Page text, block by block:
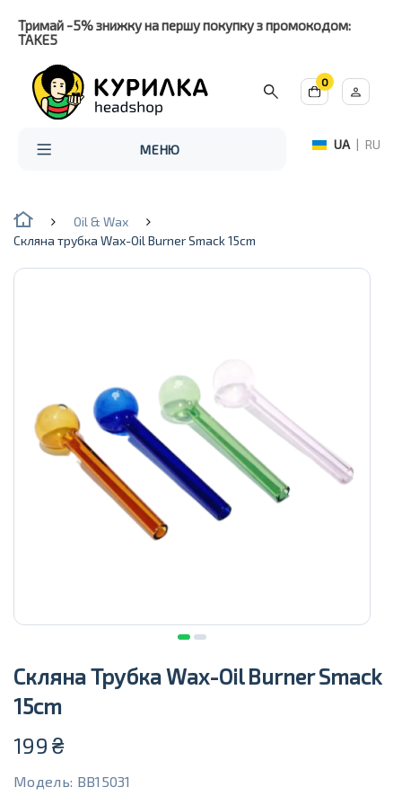
Тримай -5% знижку на першу покупку з промокодом:
TAKE5
0
МЕНЮ UA | RU
Oil & Wax
Скляна трубка Wax-Oil Burner Smack 15cm
Скляна Трубка Wax-Oil Burner Smack
15cm
199 ₴
Модель: BB15031